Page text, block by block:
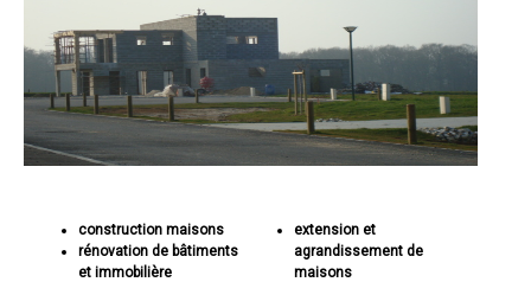
paysager, tels que des murets, des bordures de jardin et des
escaliers.
construction maisons
rénovation de bâtiments
et immobilière
extension et
agrandissement de
maisons